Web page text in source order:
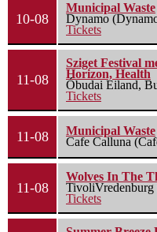
10-08
Municipal Waste
Dynamo
Tickets
11-08
Sziget Festival
Horizon, Health
Óbudai Eiland,
Tickets
11-08
Municipal Waste
Cafe Calluna
11-08
Wolves In The
Tickets